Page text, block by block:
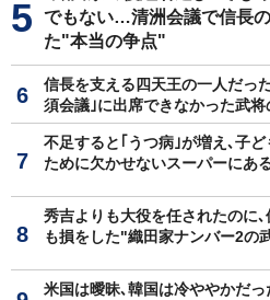
でもない…清洲会議で信長
た"本当の争点"
信長を支える四天王の一人だっ
須会議｣に出席できなかった武
不足すると｢うつ病｣が増え､子
ために欠かせないスーパーにあ
秀吉よりも大役を任されたのに
も損をした"織田家ナンバー2の
米国は曖昧､韓国は冷ややかだ